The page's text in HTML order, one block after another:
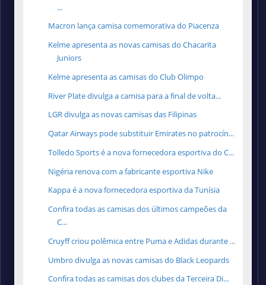
...
Macron lança camisa comemorativa do Piacenza
Kelme apresenta as novas camisas do Chacarita
Juniors
Kelme apresenta as camisas do Club Olimpo
River Plate divulga a camisa para a final de volta...
LGR divulga as novas camisas das Filipinas
Qatar Airways pode substituir Emirates no patrocín...
Tolledo Sports é a nova fornecedora esportiva do C...
Nigéria renova com a fabricante esportiva Nike
Kappa é a nova fornecedora esportiva da Tunísia
Confira todas as camisas dos últimos campeões da
C...
Cruyff criou polêmica entre Puma e Adidas durante ...
Umbro divulga as novas camisas do Black Leopards
Confira todas as camisas dos clubes da Terceira Di...